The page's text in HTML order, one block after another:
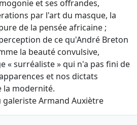
et ses offrandes,
par l'art du masque, la
de la pensée africaine ;
de ce qu'André Breton
la beauté convulsive,
« surréaliste » qui n'a pas fini de
et nos dictats
la modernité.
galeriste Armand Auxiètre